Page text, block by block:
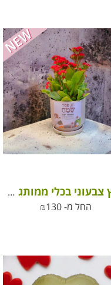
עציץ צבעוני בכלי ממותג לחג
החל מ-
₪130